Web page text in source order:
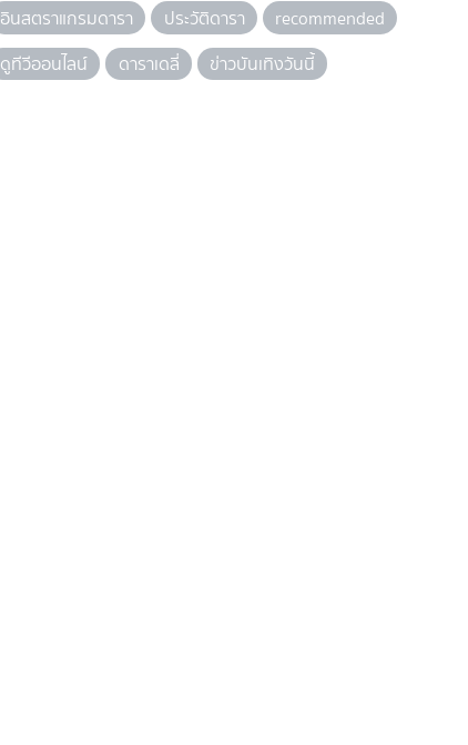
อินสตราแกรมดารา
ประวัติดารา
recommended
ดูทีวีออนไลน์
ดาราเดลี่ ข่าวบันเทิงวันนี้